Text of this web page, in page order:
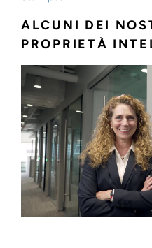
ALCUNI DEI
PROPRIETÀ